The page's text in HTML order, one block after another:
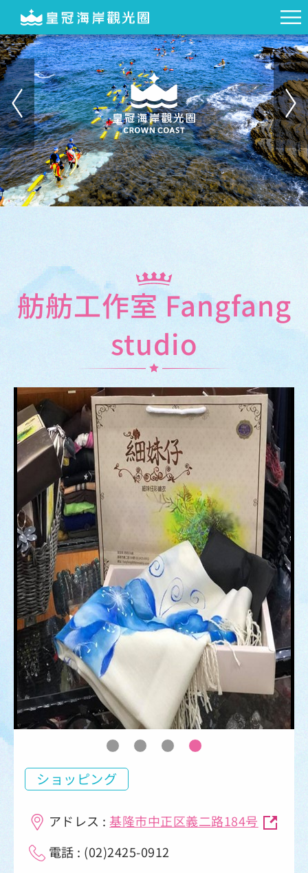
舫舫工作室 Fangfang
studio
ショッピング
アドレス : 基隆市中正区義二路184号
電話 : (02)2425-0912